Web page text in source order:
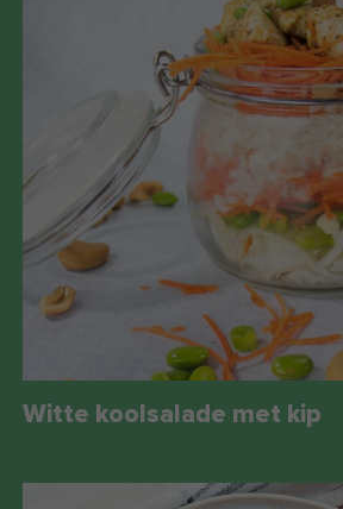
Witte koolsalade met kip